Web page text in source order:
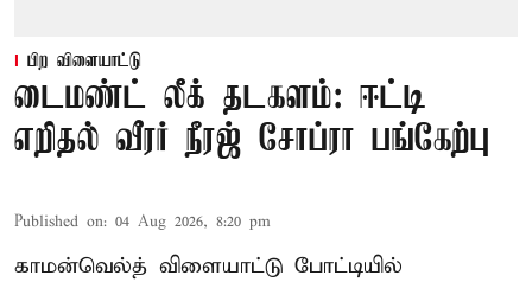
பிற விளையாட்டு
டைமண்ட் லீக் தடகளம்: ஈட்டி
எறிதல் வீரர் நீரஜ் சோப்ரா பங்கேற்பு
Published on: 04 Aug 2026, 8:20 pm
காமன்வெல்த் விளையாட்டு போட்டியில்